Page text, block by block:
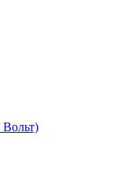
Вольт)